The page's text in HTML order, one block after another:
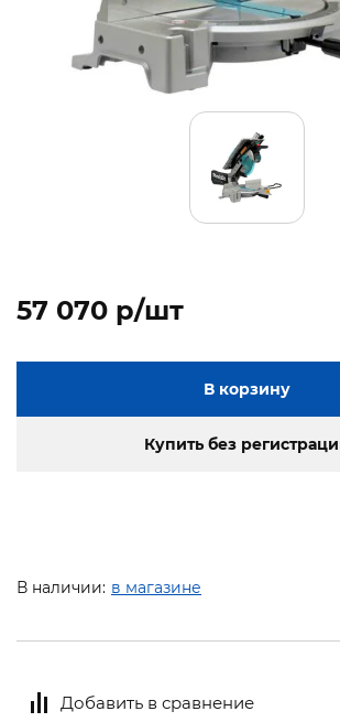
57 070 p/шт
В корзину
Купить без
В наличии: в магазине
Добавить в сравнение